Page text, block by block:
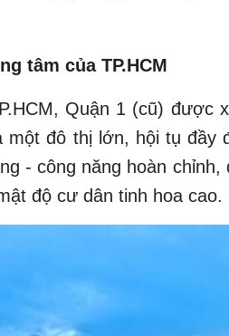
tâm của TP.HCM
Quận 1 (cũ) được
một đô thị lớn, hội tụ đầy
- công năng hoàn chỉnh,
độ cư dân tinh hoa cao.